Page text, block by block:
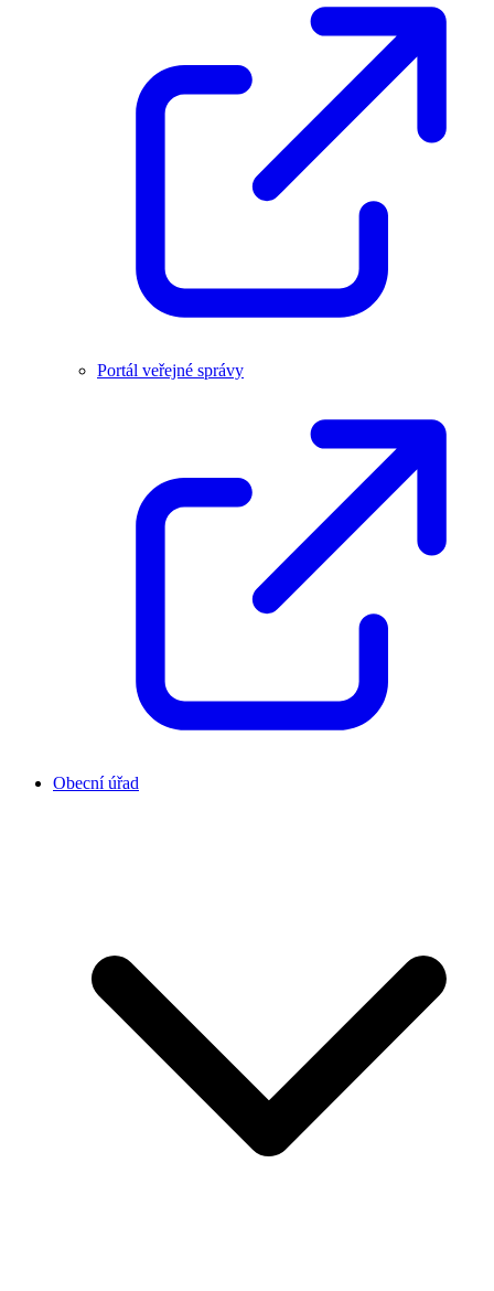
Portál veřejné správy
Obecní úřad